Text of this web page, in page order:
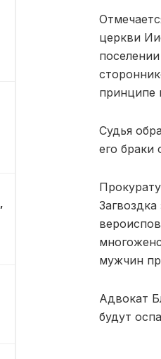
церкви
принципе
Судья
его браки
мужчин
Адвокат
будут